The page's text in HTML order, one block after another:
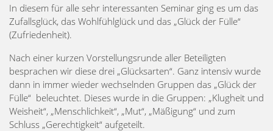
In diesem für alle sehr interessanten Seminar ging es um das
Zufallsglück, das Wohlfühlglück und das „Glück der Fülle“
(Zufriedenheit).
Nach einer kurzen Vorstellungsrunde aller Beteiligten
besprachen wir diese drei „Glücksarten“. Ganz intensiv wurde
dann in immer wieder wechselnden Gruppen das „Glück der
Fülle“ beleuchtet. Dieses wurde in die Gruppen: „Klugheit und
Weisheit“, „Menschlichkeit“, „Mut“, „Mäßigung“ und zum
Schluss „Gerechtigkeit“ aufgeteilt.